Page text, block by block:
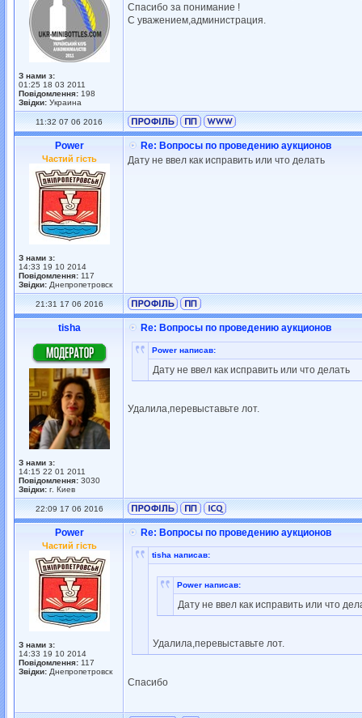
З нами з:
01:25 18 03 2011
Повідомлення: 198
Звідки: Украина
Спасибо за понимание !
С уважением,администрация.
11:32 07 06 2016
Power
Частий гість
З нами з:
14:33 19 10 2014
Повідомлення: 117
Звідки: Днепропетровск
Re: Вопросы по проведению аукционов
Дату не ввел как исправить или что делать
21:31 17 06 2016
tisha
З нами з:
14:15 22 01 2011
Повідомлення: 3030
Звідки: г. Киев
Re: Вопросы по проведению аукционов
Power написав:
Дату не ввел как исправить или что делать
Удалила,перевыставьте лот.
22:09 17 06 2016
Power
Частий гість
З нами з:
14:33 19 10 2014
Повідомлення: 117
Звідки: Днепропетровск
Re: Вопросы по проведению аукционов
tisha написав:
Power написав:
Дату не ввел как исправить или что
Удалила,перевыставьте лот.
Спасибо